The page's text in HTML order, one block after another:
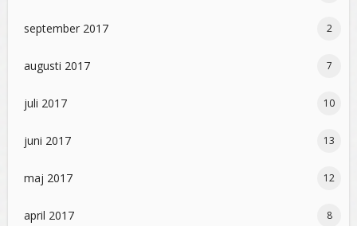
september 2017 2
augusti 2017 7
juli 2017 10
juni 2017 13
maj 2017 12
april 2017 8